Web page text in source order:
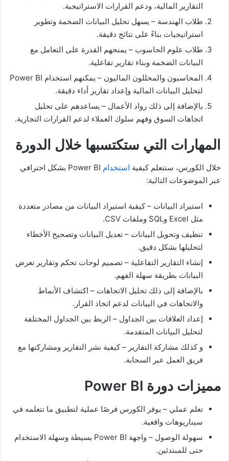
التقارير المالية، ودعم القرارات الاستراتيجية.
طلاب الهندسة – يسهل تحليل البيانات الضخمة وتطوير
استراتيجيات بناءً على نتائج دقيقة.
طلاب علوم الحاسوب – يمنحهم القدرة على التعامل مع
البيانات الضخمة وبناء تقارير تفاعلية.
المحاسبون والمحللون الماليون – يمكنهم استخدام Power BI
لتحليل البيانات المالية وإعداد تقارير أداء دقيقة.
بالإضافة إلى ذلك رواد الأعمال – يساعدهم على تحليل
اتجاهات السوق وفهم سلوك العملاء لدعم القرارات التجارية.
المهارات التي ستكتسبها خلال الدورة
خلال الكورس، ستتعلم كيفية استخدام
Power BI بشكل احترافي
عبر الموضوعات التالية:
استيراد البيانات – كيفية استيراد البيانات من مصادر متعددة
مثل Excel وSQL وملفات CSV.
تنظيف وتحويل البيانات – تعديل البيانات وتصحيح الأخطاء
لتحليلها بشكل دقيق.
إنشاء التقارير التفاعلية – تصميم لوحات تحكم وتقارير تعرض
البيانات بطريقة سهلة الفهم.
بالإضافة إلى ذلك تحليل الاتجاهات – اكتشاف الأنماط
والاتجاهات في البيانات لدعم اتخاذ القرار.
إعداد العلاقات بين الجداول – الربط بين الجداول المختلفة
لتحليل البيانات المتقدمة.
و كذلك مشاركة التقارير – كيفية نشر التقارير ومشاركتها مع
فريق العمل عبر السحابة.
مميزات دورة Power BI
تعلم عملي – يوفر الكورس فرصًا عملية لتطبيق ما تتعلمه في
سيناريوهات واقعية.
سهولة الوصول – واجهة Power BI بسيطة وسهلة الاستخدام
حتى للمبتدئين.